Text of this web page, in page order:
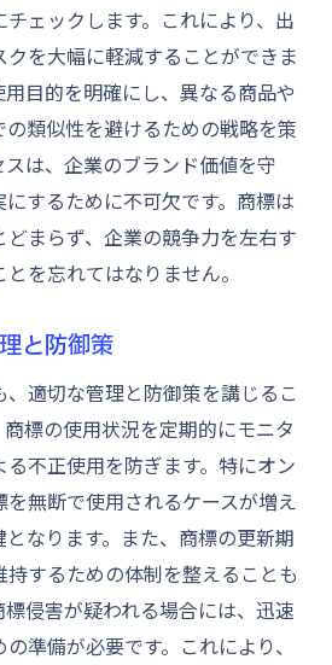
ェックします。これにより、出
を大幅に軽減することができま
目的を明確にし、異なる商品や
類似性を避けるための戦略を策
は、企業のブランド価値を守
するために不可欠です。商標は
まらず、企業の競争力を左右す
を忘れてはなりません。
と防御策
適切な管理と防御策を講じるこ
標の使用状況を定期的にモニタ
不正使用を防ぎます。特にオン
無断で使用されるケースが増え
なります。また、商標の更新期
するための体制を整えることも
侵害が疑われる場合には、迅速
準備が必要です。これにより、